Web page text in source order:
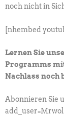
noch nicht in
[nhembed
Lernen Sie
Programms mit
Nachlass noch
Abonnieren Sie